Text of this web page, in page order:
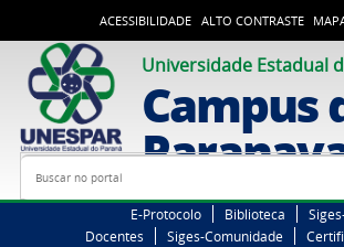
ACESSIBILIDADE ALTO CONTRASTE
Universidade Estadual
Campus
Busca
E-Protocolo Biblioteca
Docentes
Siges-Comunidade